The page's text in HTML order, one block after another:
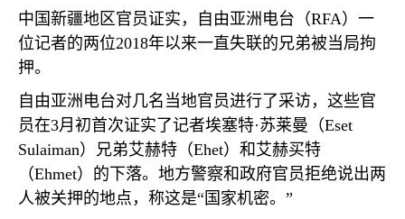
中国新疆地区官员证实，自由亚洲电台（RFA）一
位记者的两位2018年以来一直失联的兄弟被当局拘
押。
自由亚洲电台对几名当地官员进行了采访，这些官
员在3月初首次证实了记者埃塞特·苏莱曼（Eset
Sulaiman）兄弟艾赫特（Ehet）和艾赫买特
（Ehmet）的下落。地方警察和政府官员拒绝说出两
人被关押的地点，称这是“国家机密。”